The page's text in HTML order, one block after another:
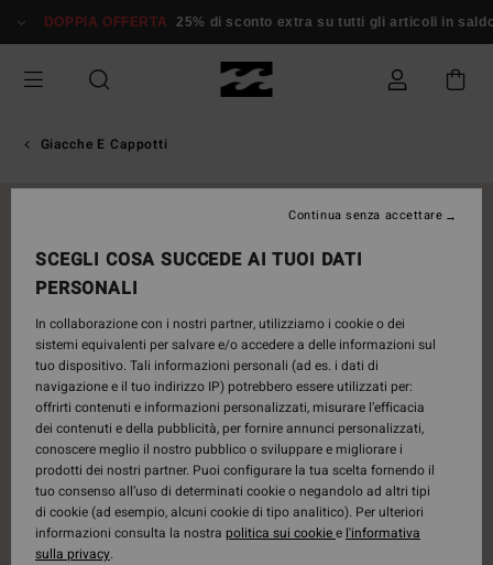
alle
prodotto
DOPPIA OFFERTA 25% di sconto extra su tutti gli articoli in saldo*
Giacche E Cappotti
SCEGLI COSA SUCCEDE AI TUOI DATI
PERSONALI
In collaborazione con i nostri partner, utilizziamo i cookie o dei
sistemi equivalenti per salvare e/o accedere a delle informazioni sul
tuo dispositivo. Tali informazioni personali (ad es. i dati di
navigazione e il tuo indirizzo IP) potrebbero essere utilizzati per:
offrirti contenuti e informazioni personalizzati, misurare l’efficacia
dei contenuti e della pubblicità, per fornire annunci personalizzati,
conoscere meglio il nostro pubblico o sviluppare e migliorare i
prodotti dei nostri partner. Puoi configurare la tua scelta fornendo il
tuo consenso all’uso di determinati cookie o negandolo ad altri tipi
di cookie (ad esempio, alcuni cookie di tipo analitico). Per ulteriori
informazioni consulta la nostra politica sui cookiee l'informativa
sulla privacy.
Continua senza accettare